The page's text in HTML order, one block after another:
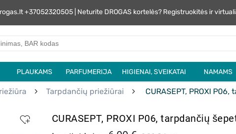
+37052320505 | Neturite DROGAS kortelės? Registruokitės ir
PLAUKAMS PARFUMERIJA HIGIENAI, SVEIKATAI NAMAMS
Tarpdančių priežiūrai CURASEPT, PROXI
CURASEPT, PROXI P06, tarpdančių